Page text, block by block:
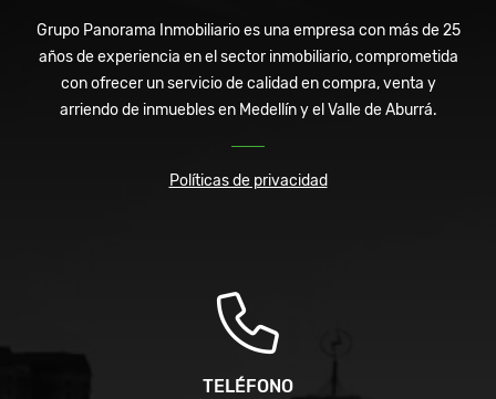
Grupo Panorama Inmobiliario es una empresa con más de 25
años de experiencia en el sector inmobiliario, comprometida
con ofrecer un servicio de calidad en compra, venta y
arriendo de inmuebles en Medellín y el Valle de Aburrá.
Políticas de privacidad
TELÉFONO